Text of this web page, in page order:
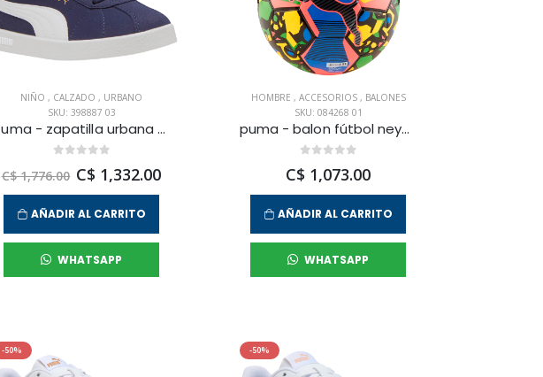
NIÑO , CALZADO , URBANO
SKU: 398887 03
puma - zapatilla urbana puma club ii ps para niño junior
C$ 1,776.00 C$ 1,332.00
AÑADIR AL CARRITO
WHATSAPP
HOMBRE , ACCESORIOS , BALONES
SKU: 084268 01
puma - balon fútbol neymar jr copa graphic unisex
C$ 1,073.00
AÑADIR AL CARRITO
WHATSAPP
-50% -50%